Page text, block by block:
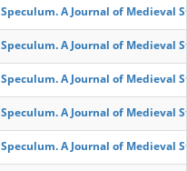
Speculum. A Journal of Medieval
Speculum. A Journal of Medieval
Speculum. A Journal of Medieval
Speculum. A Journal of Medieval
Speculum. A Journal of Medieval